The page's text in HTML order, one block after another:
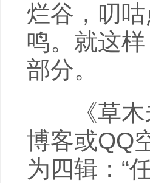
烂谷，叨
鸣。就这
部分。
《草木未
博客或QQ
为四辑：“